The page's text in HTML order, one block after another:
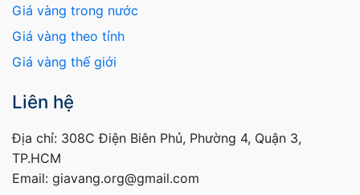
Giá vàng trong nước
Giá vàng theo tỉnh
Giá vàng thế giới
Liên hệ
Địa chỉ: 308C Điện Biên Phủ, Phường 4, Quận 3,
TP.HCM
Email: giavang.org@gmail.com